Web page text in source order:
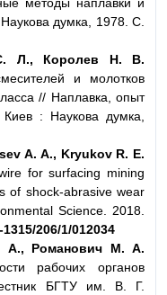
думка, 1978. С.
Л., Королев Н. В.
и молотков
// Наплавка, опыт
: Наукова думка,
A. A., Kryukov R. E.
for surfacing mining
of shock-abrasive wear
Science. 2018.
206/1/012034
А., Романович М. А.
рабочих органов
БГТУ им. В. Г.